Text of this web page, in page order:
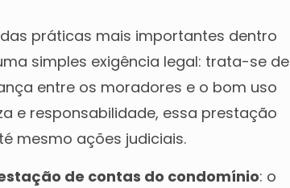
práticas mais importantes dentro
simples exigência legal: trata-se de
entre os moradores e o bom uso
e responsabilidade, essa prestação
mesmo ações judiciais.
de contas do condomínio: o